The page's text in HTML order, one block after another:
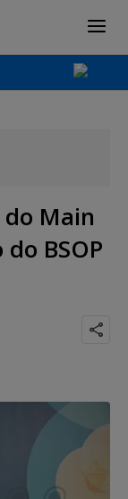
Main
BSOP